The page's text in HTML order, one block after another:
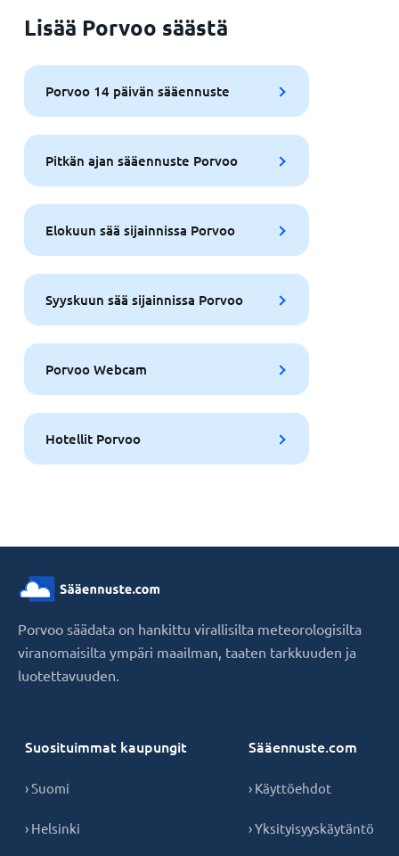
Lisää Porvoo säästä
Porvoo 14 päivän sääennuste
Pitkän ajan sääennuste Porvoo
Elokuun sää sijainnissa Porvoo
Syyskuun sää sijainnissa Porvoo
Porvoo Webcam
Hotellit Porvoo
Porvoo säädata on hankittu virallisilta meteorologisilta
viranomaisilta ympäri maailman, taaten tarkkuuden ja
luotettavuuden.
Suosituimmat kaupungit
› Suomi
› Helsinki
Sääennuste.com
› Käyttöehdot
› Yksityisyyskäytäntö